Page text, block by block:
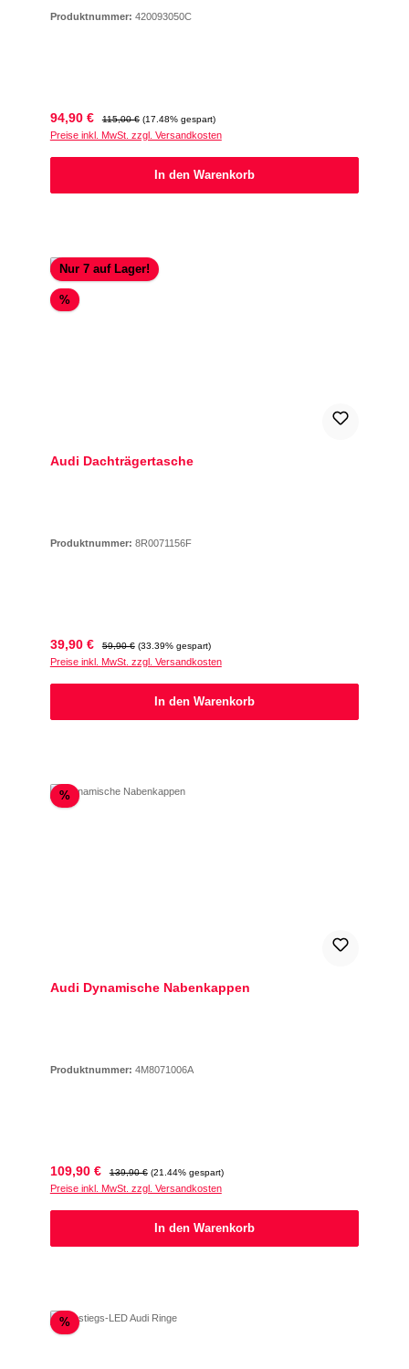
Produktnummer: 420093050C
Verkaufspreis:
94,90 € Regulärer Preis:
115,00 € (17.48% gespart)
Preise inkl. MwSt. zzgl. Versandkosten
In den Warenkorb
Nur 7 auf Lager!
%Rabatt
Audi Dachträgertasche
Produktnummer: 8R0071156F
Verkaufspreis:
39,90 € Regulärer Preis:
59,90 € (33.39% gespart)
Preise inkl. MwSt. zzgl. Versandkosten
In den Warenkorb
%Rabatt
Audi Dynamische Nabenkappen
Produktnummer: 4M8071006A
Verkaufspreis:
109,90 € Regulärer Preis:
139,90 € (21.44% gespart)
Preise inkl. MwSt. zzgl. Versandkosten
In den Warenkorb
%Rabatt